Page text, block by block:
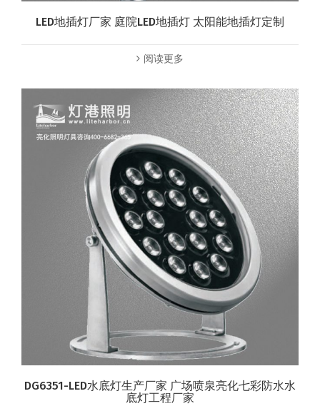
LED地插灯厂家 庭院LED地插灯 太阳能地插灯定制
阅读更多
DG6351-LED水底灯生产厂家 广场喷泉亮化七彩防水水
底灯工程厂家